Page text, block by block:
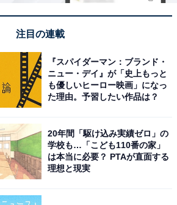
注目の連載
『スパイダーマン：ブランド・
ニュー・デイ』が「史上もっと
も優しいヒーロー映画」になっ
た理由。予習したい作品は？
20年間「駆け込み実績ゼロ」の
学校も…「こども110番の家」
は本当に必要？ PTAが直面する
理想と現実